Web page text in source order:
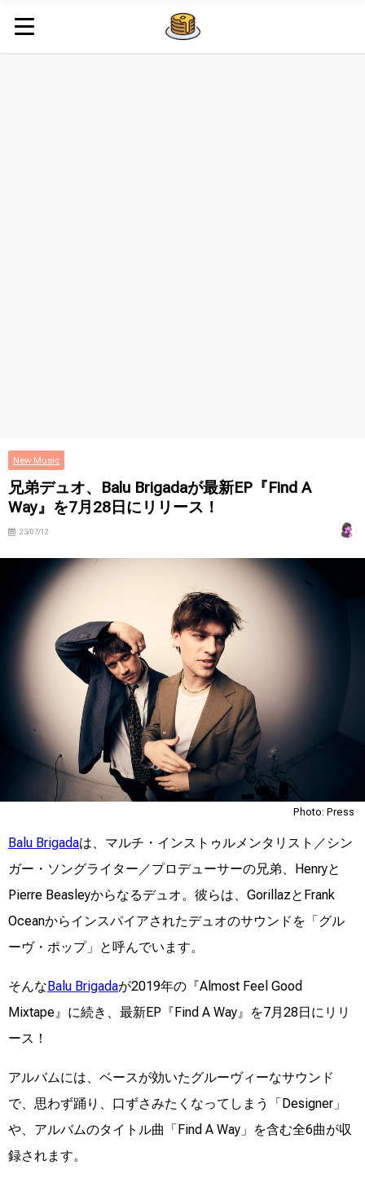
New Music
兄弟デュオ、Balu Brigadaが最新EP『Find A
Way』を7月28日にリリース！
23/07/12
Photo: Press
Balu Brigadaは、マルチ・インストゥルメンタリスト／シン
ガー・ソングライター／プロデューサーの兄弟、Henryと
Pierre Beasleyからなるデュオ。彼らは、GorillazとFrank
Oceanからインスパイアされたデュオのサウンドを「グル
ーヴ・ポップ」と呼んでいます。
そんなBalu Brigadaが2019年の『Almost Feel Good
Mixtape』に続き、最新EP『Find A Way』を7月28日にリリ
ース！
アルバムには、ベースが効いたグルーヴィーなサウンド
で、思わず踊り、口ずさみたくなってしまう「Designer」
や、アルバムのタイトル曲「Find A Way」を含む全6曲が収
録されます。